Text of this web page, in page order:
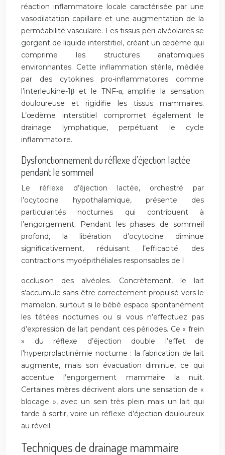
réaction inflammatoire locale caractérisée par une
vasodilatation capillaire et une augmentation de la
perméabilité vasculaire. Les tissus péri-alvéolaires se
gorgent de liquide interstitiel, créant un œdème qui
comprime les structures anatomiques
environnantes. Cette inflammation stérile, médiée
par des cytokines pro-inflammatoires comme
l’interleukine-1β et le TNF-α, amplifie la sensation
douloureuse et rigidifie les tissus mammaires.
L’œdème interstitiel compromet également le
drainage lymphatique, perpétuant le cycle
inflammatoire.
Dysfonctionnement du réflexe d’éjection lactée
pendant le sommeil
Le réflexe d’éjection lactée, orchestré par
l’ocytocine hypothalamique, présente des
particularités nocturnes qui contribuent à
l’engorgement. Pendant les phases de sommeil
profond, la libération d’ocytocine diminue
significativement, réduisant l’efficacité des
contractions myoépithéliales responsables de l
occlusion des alvéoles. Concrètement, le lait
s’accumule sans être correctement propulsé vers le
mamelon, surtout si le bébé espace spontanément
les tétées nocturnes ou si vous n’effectuez pas
d’expression de lait pendant ces périodes. Ce « frein
» du réflexe d’éjection double l’effet de
l’hyperprolactinémie nocturne : la fabrication de lait
augmente, mais son évacuation diminue, ce qui
accentue l’engorgement mammaire la nuit.
Certaines mères décrivent alors une sensation de «
blocage », avec un sein très plein mais un lait qui
tarde à sortir, voire un réflexe d’éjection douloureux
au réveil.
Techniques de drainage mammaire